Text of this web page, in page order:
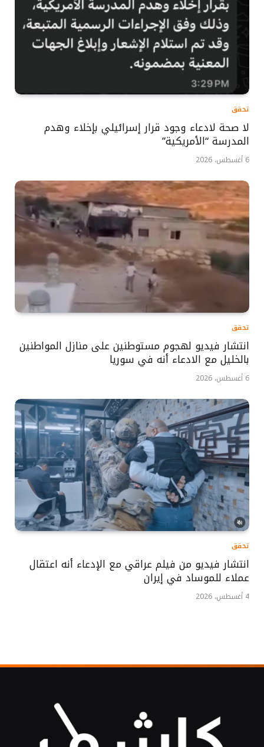
تحقق
لا صحة لادعاء وجود قرار إسرائيلي بإخلاء وهدم
المدرسة “الأمريكية”
6 أغسطس، 2026
تحقق
انتشار فيديو لهجوم مستوطنين على منازل المواطنين
بالخليل مع الادعاء أنه في سوريا
6 أغسطس، 2026
تحقق
انتشار فيديو من فيلم عراقي مع الإدعاء أنه اعتقال
عملاء للموساد في إيران
4 أغسطس، 2026